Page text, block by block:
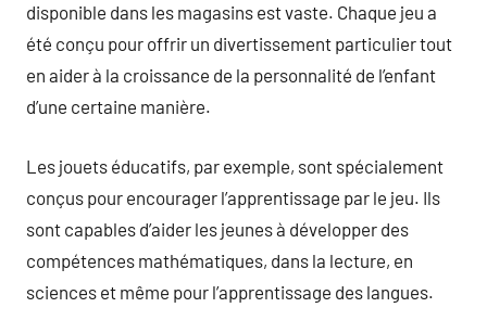
disponible dans les magasins est vaste. Chaque jeu a
été conçu pour offrir un divertissement particulier tout
en aider à la croissance de la personnalité de l’enfant
d’une certaine manière.
Les jouets éducatifs, par exemple, sont spécialement
conçus pour encourager l’apprentissage par le jeu. Ils
sont capables d’aider les jeunes à développer des
compétences mathématiques, dans la lecture, en
sciences et même pour l’apprentissage des langues.